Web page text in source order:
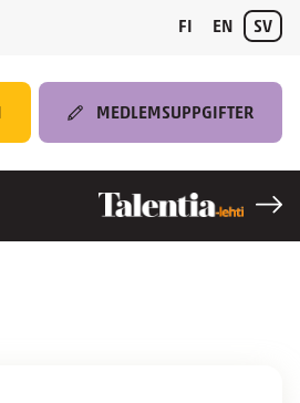
FI EN SV
MEDLEMSUPPGIFTER